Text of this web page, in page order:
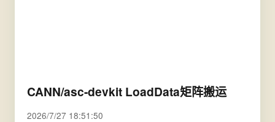
CANN/asc-devkit LoadData矩阵搬运
2026/7/27 18:51:50